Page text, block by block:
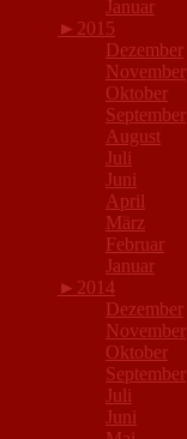
Januar
► 2015
Dezember
November
Oktober
September
August
Juli
Juni
April
März
Februar
Januar
► 2014
Dezember
November
Oktober
September
Juli
Juni